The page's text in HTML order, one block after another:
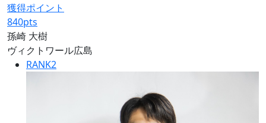
獲得ポイント
840pts
孫崎 大樹
ヴィクトワール広島
RANK2